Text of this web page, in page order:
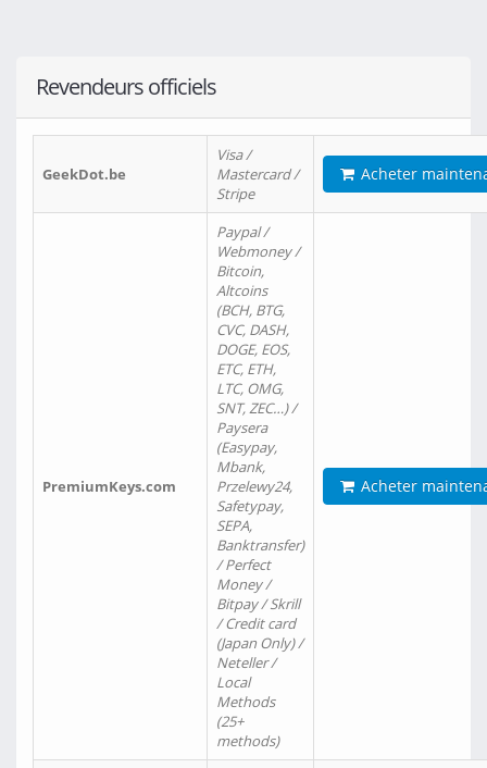
Revendeurs officiels
GeekDot.be
Visa /
Mastercard /
Stripe
Acheter
PremiumKeys.com
Paypal /
Webmoney /
Bitcoin,
Altcoins
(BCH, BTG,
CVC, DASH,
DOGE, EOS,
ETC, ETH,
LTC, OMG,
SNT, ZEC…) /
Paysera
(Easypay,
Mbank,
Przelewy24,
Safetypay,
SEPA,
Banktransfer)
/ Perfect
Money /
Bitpay / Skrill
/ Credit card
(Japan Only) /
Neteller /
Local
Methods
(25+
methods)
Acheter